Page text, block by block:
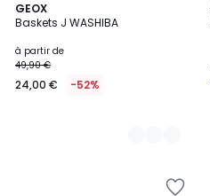
GEOX
Baskets J WASHIBA
à partir de
49,90 €
24,00 € -52%
3
Couleurs